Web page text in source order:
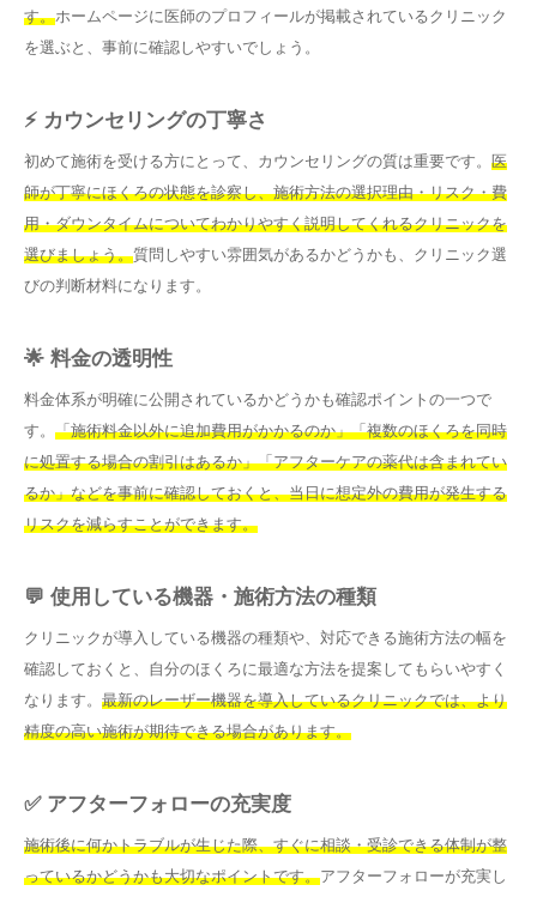
す。ホームページに医師のプロフィールが掲載されているクリニック
を選ぶと、事前に確認しやすいでしょう。
⚡ カウンセリングの丁寧さ
初めて施術を受ける方にとって、カウンセリングの質は重要です。 医
師が丁寧にほくろの状態を診察し、施術方法の選択理由・リスク・費
用・ダウンタイムについてわかりやすく説明してくれるクリニックを
選びましょう。質問しやすい雰囲気があるかどうかも、クリニック選
びの判断材料になります。
🌟 料金の透明性
料金体系が明確に公開されているかどうかも確認ポイントの一つで
す。 「施術料金以外に追加費用がかかるのか」「複数のほくろを同時
に処置する場合の割引はあるか」「アフターケアの薬代は含まれてい
るか」などを事前に確認しておくと、当日に想定外の費用が発生する
リスクを減らすことができます。
💬 使用している機器・施術方法の種類
クリニックが導入している機器の種類や、対応できる施術方法の幅を
確認しておくと、自分のほくろに最適な方法を提案してもらいやすく
なります。 最新のレーザー機器を導入しているクリニックでは、より
精度の高い施術が期待できる場合があります。
✅ アフターフォローの充実度
施術後に何かトラブルが生じた際、すぐに相談・受診できる体制が整
っているかどうかも大切なポイントです。アフターフォローが充実し